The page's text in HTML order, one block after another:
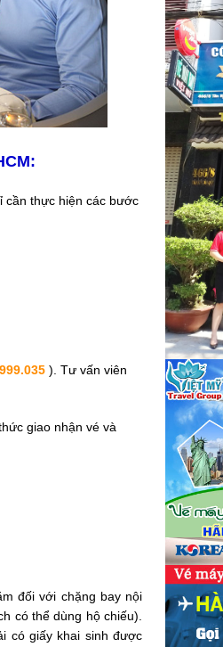
cần thực hiện các bước
). Tư vấn viên
giao nhận vé và
đối với chặng bay nội
có thể dùng hộ chiếu).
có giấy khai sinh được